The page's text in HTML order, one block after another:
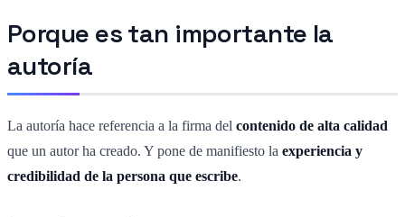
Porque es tan importante la
autoría
La autoría hace referencia a la firma del contenido de alta calidad
que un autor ha creado. Y pone de manifiesto la experiencia y
credibilidad de la persona que escribe.